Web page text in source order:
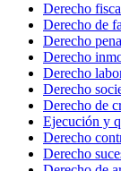
Derecho
Derecho de
Derecho
Derecho
Derecho
Derecho
Derecho de
Ejecución y
Derecho
Derecho